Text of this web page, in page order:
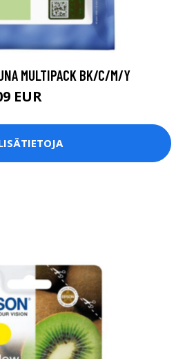
MULTIPACK BK/C/M/Y
EUR